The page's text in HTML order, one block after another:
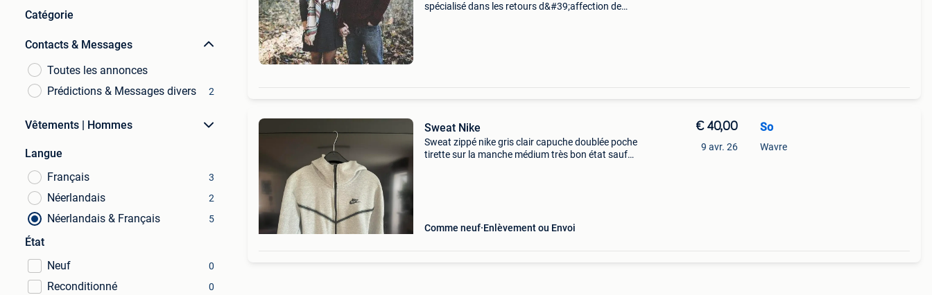
Catégorie
Contacts & Messages
Toutes les annonces
Prédictions & Messages divers
2
Vêtements | Hommes
Langue
Français
3
Néerlandais 2
Néerlandais & Français 5
État
Neuf
0
Reconditionné 0
spécialisé dans les retours d&#39;affection de
Sweat Nike
Sweat zippé nike gris clair capuche doublée poche
tirette sur la manche médium très bon état sauf
Comme neuf Enlèvement ou Envoi
€ 40,00
9 avr. 26
So
Wavre